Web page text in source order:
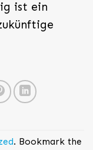
ist ein
. Bookmark the